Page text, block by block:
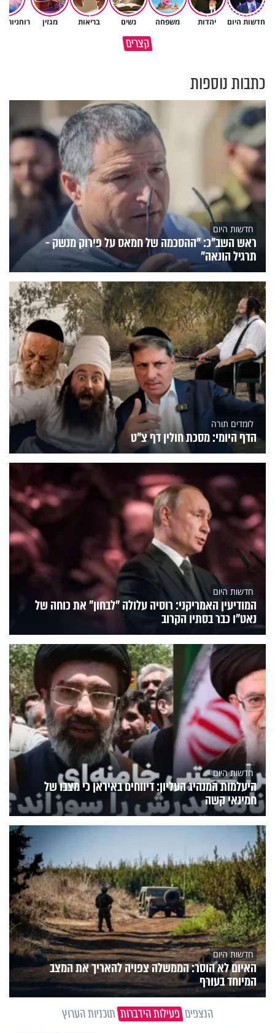
חדשות היום יהדות משפחה נשים בריאות מגזין רוחניות
קצריםמדוע האמונה נמשלה למלח?
גם ׳הרע׳ זה הרחמים של בורא
כתבות נוספות
חדשות היום
ראש השב"כ: "ההסכמה של חמאס על פירוק מנשק -
תרגיל הונאה"
לומדים תורה
הדף היומי: מסכת חולין דף צ"ט
חדשות היום
המודיעין האמריקני: רוסיה עלולה "לבחון" את כוחה של
נאט"ו כבר בסתיו הקרוב
חדשות היום
היעלמות המנהיג העליון: דיווחים באיראן כי מצבו של
חמינאי קשה
חדשות היום
האיום לא הוסר: הממשלה צפויה להאריך את המצב
המיוחד בעורף
הנצפים פעילות הידברות תוכניות הערוץ